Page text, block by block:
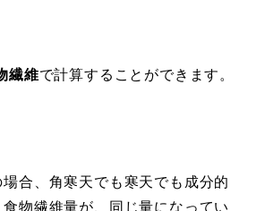
繊維で計算することができます。
合、角寒天でも寒天でも成分的
物繊維量が、同じ量になってい